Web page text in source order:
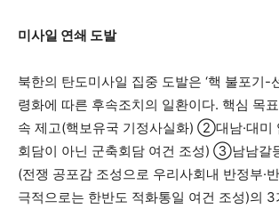
미사일 연쇄 도발
북한의 탄도미사일 집중 도발은 ‘핵 불포기-
령화에 따른 후속조치의 일환이다. 핵심 목
속 제고(핵보유국 기정사실화) ②대남·대미
회담이 아닌 군축회담 여건 조성) ③남남갈
(전쟁 공포감 조성으로 우리사회내 반정부·
극적으로는 한반도 적화통일 여건 조성)의